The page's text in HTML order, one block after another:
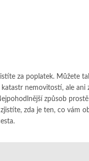
za poplatek. Můžete
nemovitostí, ale ani
způsob
zda je ten, co vám